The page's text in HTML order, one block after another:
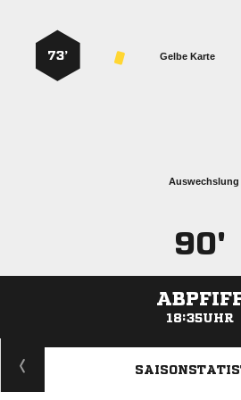
Gelbe Karte
73’
Auswechslung
90'
18:35UHR
ANZEIGE